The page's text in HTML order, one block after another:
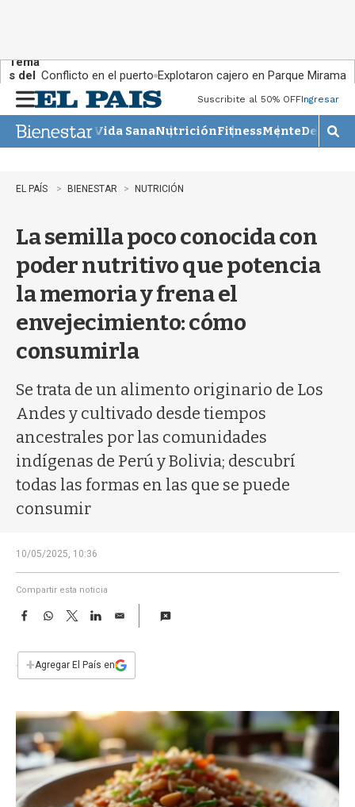
Tema
s del
día:
Conflicto en el puerto Explotaron cajero en Parque Miramar
n
u
Suscribite al 50% OFFIngresar
Vida SanaNutriciónFitnessMente
M
o
EL PAÍS BIENESTAR NUTRICIÓN
La semilla poco conocida con
poder nutritivo que potencia
la memoria y frena el
envejecimiento: cómo
consumirla
Se trata de un alimento originario de Los
Andes y cultivado desde tiempos
ancestrales por las comunidades
indígenas de Perú y Bolivia; descubrí
todas las formas en las que se puede
consumir
10/05/2025, 10:36
Compartir esta noticia
F
e
b
k
W
s
p
T
w
t
L
n
E
i
l
+Agregar El País en